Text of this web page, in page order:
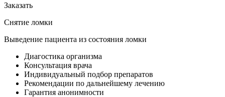
Заказать
Снятие ломки
Выведение пациента из состояния ломки
Диагостика организма
Консультация врача
Индивидуальный подбор препаратов
Рекомендации по дальнейшему лечению
Гарантия анонимности